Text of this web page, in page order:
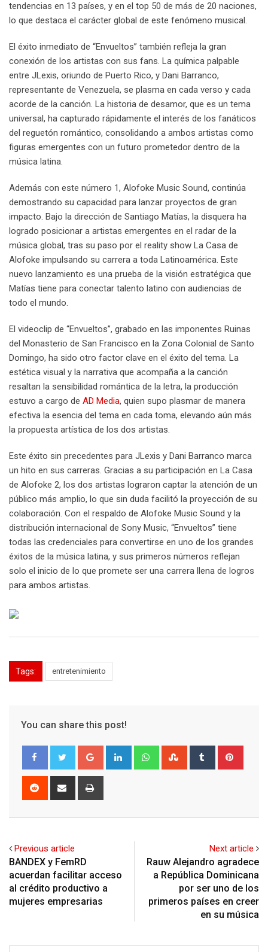
tendencias en 13 países, y en el top 50 de más de 20 naciones,
lo que destaca el carácter global de este fenómeno musical.
El éxito inmediato de “Envueltos” también refleja la gran
conexión de los artistas con sus fans. La química palpable
entre JLexis, oriundo de Puerto Rico, y Dani Barranco,
representante de Venezuela, se plasma en cada verso y cada
acorde de la canción. La historia de desamor, que es un tema
universal, ha capturado rápidamente el interés de los fanáticos
del reguetón romántico, consolidando a ambos artistas como
figuras emergentes con un futuro prometedor dentro de la
música latina.
Además con este número 1, Alofoke Music Sound, continúa
demostrando su capacidad para lanzar proyectos de gran
impacto. Bajo la dirección de Santiago Matías, la disquera ha
logrado posicionar a artistas emergentes en el radar de la
música global, tras su paso por el reality show La Casa de
Alofoke impulsando su carrera a toda Latinoamérica. Este
nuevo lanzamiento es una prueba de la visión estratégica que
Matías tiene para conectar talento latino con audiencias de
todo el mundo.
El videoclip de “Envueltos”, grabado en las imponentes Ruinas
del Monasterio de San Francisco en la Zona Colonial de Santo
Domingo, ha sido otro factor clave en el éxito del tema. La
estética visual y la narrativa que acompaña a la canción
resaltan la sensibilidad romántica de la letra, la producción
estuvo a cargo de AD Media, quien supo plasmar de manera
efectiva la esencia del tema en cada toma, elevando aún más
la propuesta artística de los dos artistas.
Este éxito sin precedentes para JLexis y Dani Barranco marca
un hito en sus carreras. Gracias a su participación en La Casa
de Alofoke 2, los dos artistas lograron captar la atención de un
público más amplio, lo que sin duda facilitó la proyección de su
colaboración. Con el respaldo de Alofoke Music Sound y la
distribución internacional de Sony Music, “Envueltos” tiene
todas las credenciales para convertirse en uno de los grandes
éxitos de la música latina, y sus primeros números reflejan
solo el inicio de lo que promete ser una carrera llena de logros
para ambos artistas.
Tags: entretenimiento
You can share this post!
Google+ LinkedIn WhatsappStumbleUpon
Tumblr
Reddit
Share
Previous article
BANDEX y FemRD
acuerdan facilitar acceso
al crédito productivo a
mujeres empresarias
Next article
Rauw Alejandro agradece
a República Dominicana
por ser uno de los
primeros países en creer
en su música